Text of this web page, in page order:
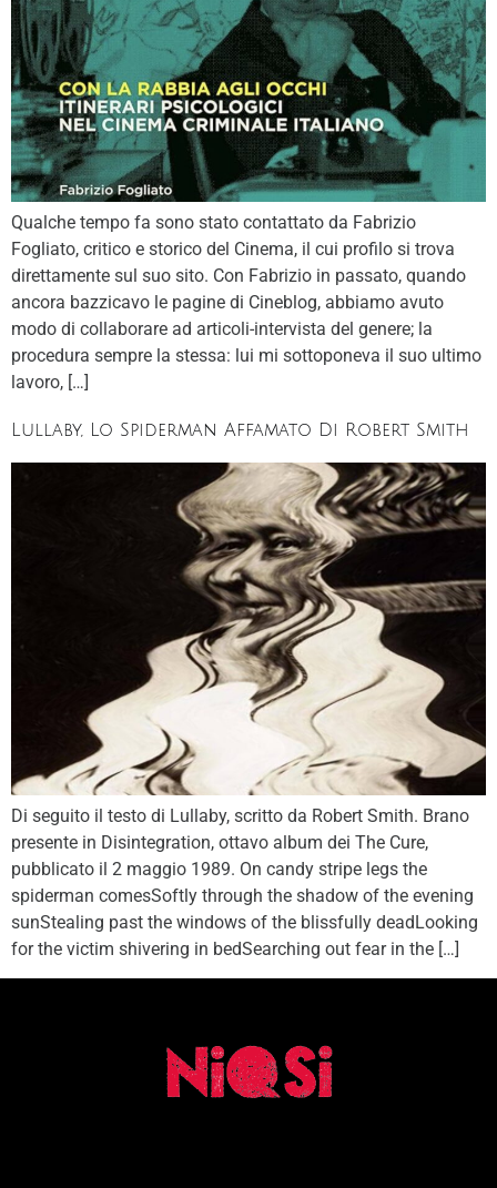
Qualche tempo fa sono stato contattato da Fabrizio
Fogliato, critico e storico del Cinema, il cui profilo si trova
direttamente sul suo sito. Con Fabrizio in passato, quando
ancora bazzicavo le pagine di Cineblog, abbiamo avuto
modo di collaborare ad articoli-intervista del genere; la
procedura sempre la stessa: lui mi sottoponeva il suo ultimo
lavoro, […]
Lullaby, Lo Spiderman Affamato Di Robert Smith
Di seguito il testo di Lullaby, scritto da Robert Smith. Brano
presente in Disintegration, ottavo album dei The Cure,
pubblicato il 2 maggio 1989. On candy stripe legs the
spiderman comesSoftly through the shadow of the evening
sunStealing past the windows of the blissfully deadLooking
for the victim shivering in bedSearching out fear in the […]